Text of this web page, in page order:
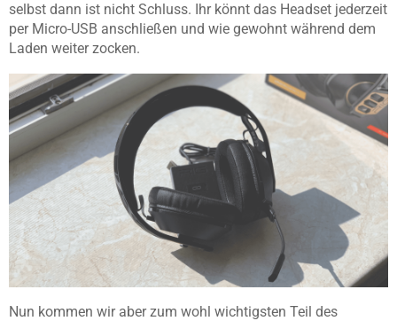
selbst dann ist nicht Schluss. Ihr könnt das Headset jederzeit
per Micro-USB anschließen und wie gewohnt während dem
Laden weiter zocken.
Nun kommen wir aber zum wohl wichtigsten Teil des